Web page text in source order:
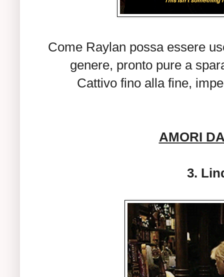
Come Raylan possa essere
genere, pronto pure a
Cattivo fino alla fine,
AMORI
3.